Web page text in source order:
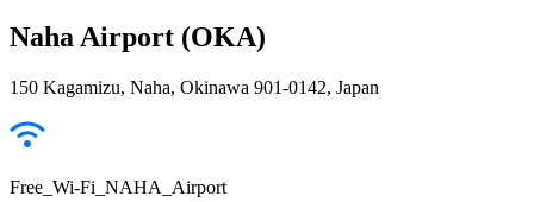
Naha Airport (OKA)
150 Kagamizu, Naha, Okinawa 901-0142, Japan
Free_Wi-Fi_NAHA_Airport